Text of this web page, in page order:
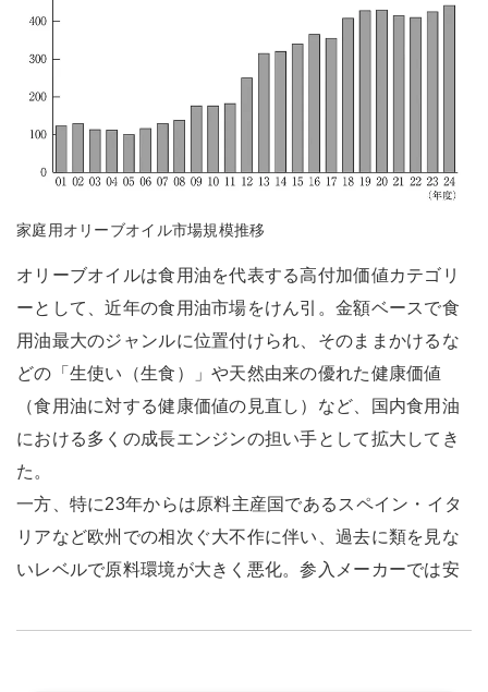
家庭用オリーブオイル市場規模推移
オリーブオイルは食用油を代表する高付加価値カテゴリ
ーとして、近年の食用油市場をけん引。金額ベースで食
用油最大のジャンルに位置付けられ、そのままかけるな
どの「生使い（生食）」や天然由来の優れた健康価値
（食用油に対する健康価値の見直し）など、国内食用油
における多くの成長エンジンの担い手として拡大してき
た。
一方、特に23年からは原料主産国であるスペイン・イタ
リアなど欧州での相次ぐ大不作に伴い、過去に類を見な
いレベルで原料環境が大きく悪化。参入メーカーでは安